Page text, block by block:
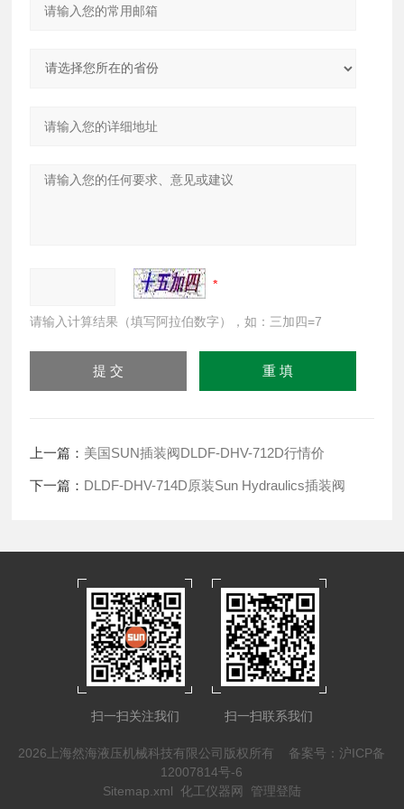
请输入计算结果（填写阿拉伯数字），如：三加四=7
上一篇： 美国SUN插装阀DLDF-DHV-712D行情价
下一篇： DLDF-DHV-714D原装Sun Hydraulics插装阀
扫一扫关注我们 扫一扫联系我们
2026上海然海液压机械科技有限公司版权所有 备案号：沪ICP备
12007814号-6
Sitemap.xml 化工仪器网 管理登陆